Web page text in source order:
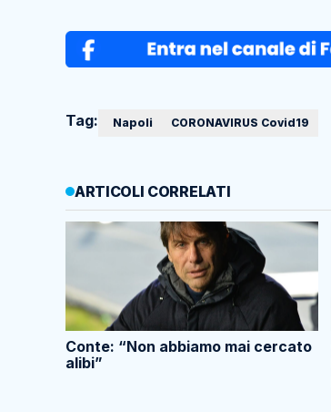
Tag: ‬ ‪ Napoli CORONAVIRUS Covid19
ARTICOLI CORRELATI
Conte: “Non abbiamo mai cercato
alibi”